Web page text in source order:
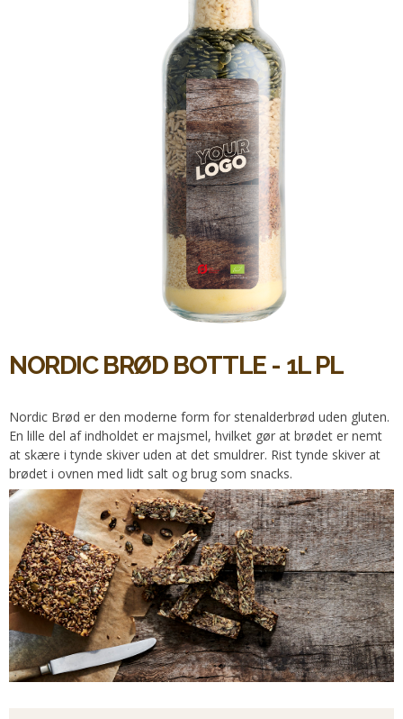
NORDIC BRØD BOTTLE - 1L PL
Nordic Brød er den moderne form for stenalderbrød uden gluten.
En lille del af indholdet er majsmel, hvilket gør at brødet er nemt
at skære i tynde skiver uden at det smuldrer. Rist tynde skiver at
brødet i ovnen med lidt salt og brug som snacks.